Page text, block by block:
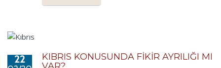
22
KIBRIS KONUSUNDA FİKİR AYRILIĞI MI